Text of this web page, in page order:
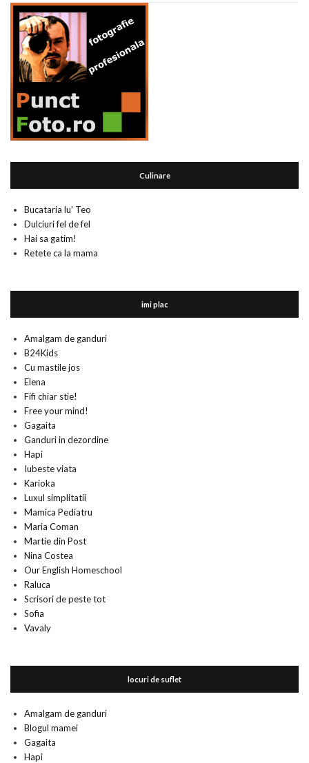
Culinare
Bucataria lu' Teo
Dulciuri fel de fel
Hai sa gatim!
Retete ca la mama
imi plac
Amalgam de ganduri
B24Kids
Cu mastile jos
Elena
Fifi chiar stie!
Free your mind!
Gagaita
Ganduri in dezordine
Hapi
Iubeste viata
Karioka
Luxul simplitatii
Mamica Pediatru
Maria Coman
Martie din Post
Nina Costea
Our English Homeschool
Raluca
Scrisori de peste tot
Sofia
Vavaly
locuri de suflet
Amalgam de ganduri
Blogul mamei
Gagaita
Hapi